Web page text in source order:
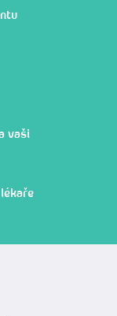
vaši